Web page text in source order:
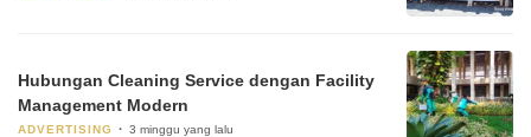
Hubungan Cleaning Service dengan Facility
Management Modern
ADVERTISING 3 minggu yang lalu